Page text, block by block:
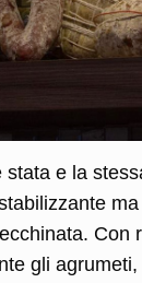
e la
Con
gli